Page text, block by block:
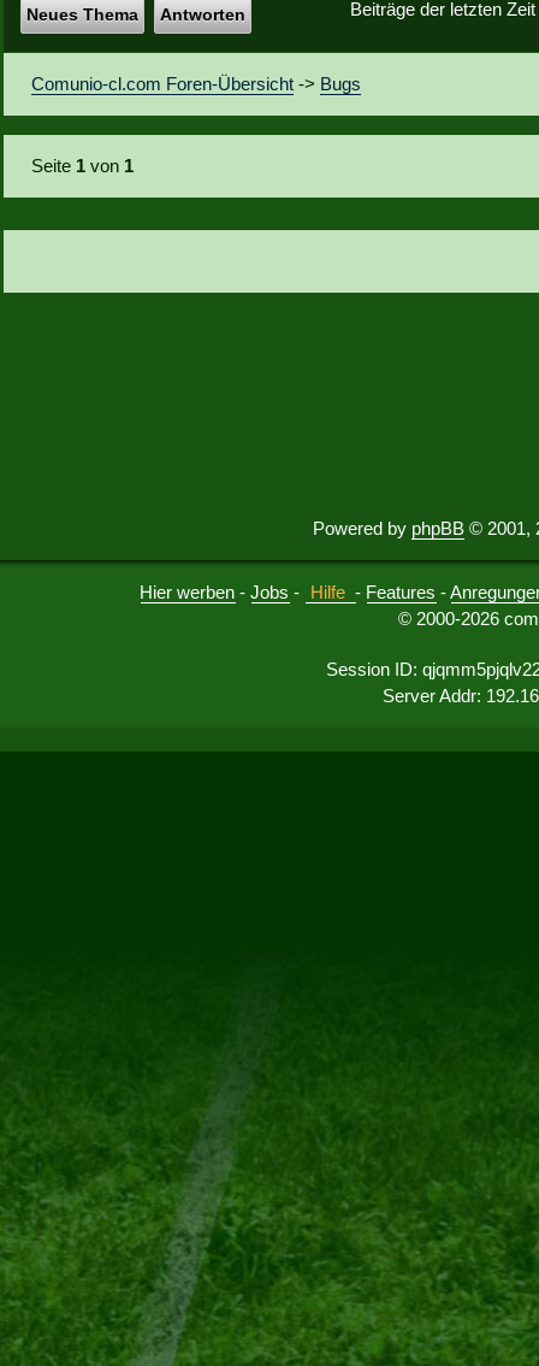
Beiträge der letzten
Neues Thema Antworten
Comunio-cl.com Foren-Übersicht -> Bugs
Seite 1 von 1
Powered by phpBB © 2001,
Hier werben -Jobs - Hilfe - Features -
© 2000-2026
Session ID:
Server Addr: